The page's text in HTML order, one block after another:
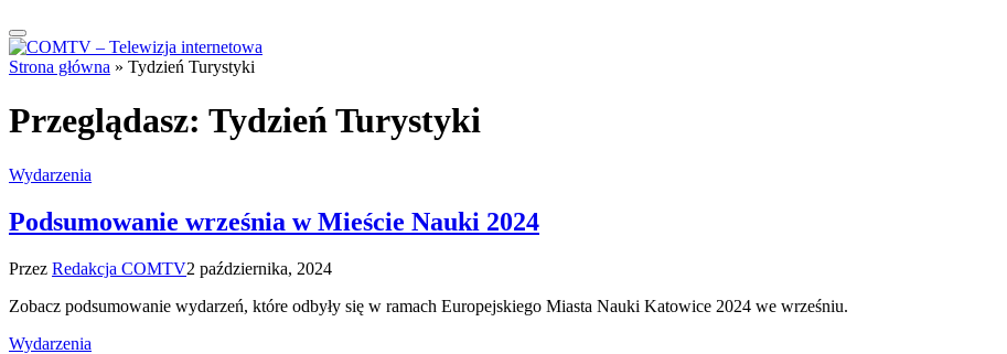
Strona główna » Tydzień Turystyki
Przeglądasz: Tydzień Turystyki
Wydarzenia
Podsumowanie września w Mieście Nauki 2024
Przez Redakcja COMTV2 października, 2024
Zobacz podsumowanie wydarzeń, które odbyły się w ramach Europejskiego Miasta Nauki Katowice 2024 we wrześniu.
Wydarzenia